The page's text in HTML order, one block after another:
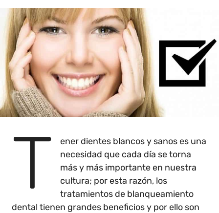
T
ener dientes blancos y sanos es una
necesidad que cada día se torna
más y más importante en nuestra
cultura; por esta razón, los
tratamientos de blanqueamiento
dental tienen grandes beneficios y por ello son